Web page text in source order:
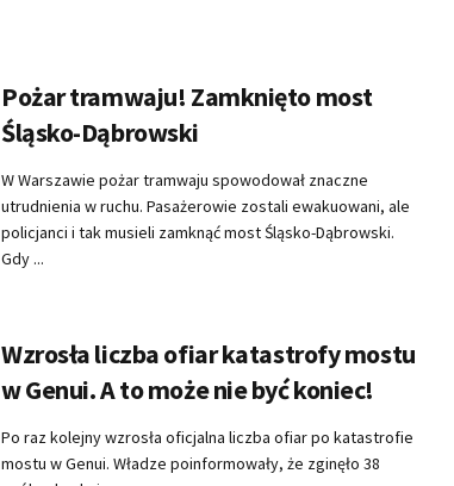
Pożar tramwaju! Zamknięto most
Śląsko-Dąbrowski
W Warszawie pożar tramwaju spowodował znaczne
utrudnienia w ruchu. Pasażerowie zostali ewakuowani, ale
policjanci i tak musieli zamknąć most Śląsko-Dąbrowski.
Gdy ...
Wzrosła liczba ofiar katastrofy mostu
w Genui. A to może nie być koniec!
Po raz kolejny wzrosła oficjalna liczba ofiar po katastrofie
mostu w Genui. Władze poinformowały, że zginęło 38